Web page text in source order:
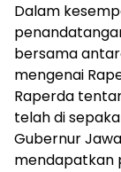
Dalam
bersama
mengenai
Raperda
telah di
Gubernur
mendapatkan